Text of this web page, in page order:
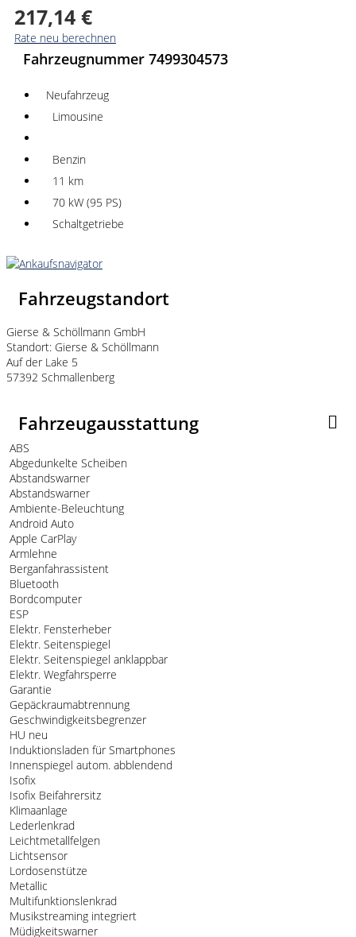
217,14 €
Rate neu berechnen
Fahrzeugnummer 7499304573
Neufahrzeug
Limousine
Benzin
11 km
70 kW (95 PS)
Schaltgetriebe
Fahrzeugstandort
Gierse & Schöllmann GmbH
Standort: Gierse & Schöllmann
Auf der Lake 5
57392 Schmallenberg
Fahrzeugausstattung
ABS
Abgedunkelte Scheiben
Abstandswarner
Abstandswarner
Ambiente-Beleuchtung
Android Auto
Apple CarPlay
Armlehne
Berganfahrassistent
Bluetooth
Bordcomputer
ESP
Elektr. Fensterheber
Elektr. Seitenspiegel
Elektr. Seitenspiegel anklappbar
Elektr. Wegfahrsperre
Garantie
Gepäckraumabtrennung
Geschwindigkeitsbegrenzer
HU neu
Induktionsladen für Smartphones
Innenspiegel autom. abblendend
Isofix
Isofix Beifahrersitz
Klimaanlage
Lederlenkrad
Leichtmetallfelgen
Lichtsensor
Lordosenstütze
Metallic
Multifunktionslenkrad
Musikstreaming integriert
Müdigkeitswarner